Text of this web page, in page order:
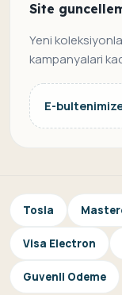
Site
Yeni
kampanyalari
E-
Tosla
Visa Electron
Guvenli Odeme